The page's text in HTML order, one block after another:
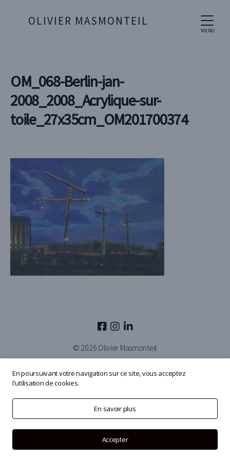
MENU
OLIVIER MASMONTEIL
OM_068-Berlin-jan-
2008_2008_Acrylique-sur-
toile_27x35cm_OM201700374
© 2026 Olivier Masmonteil
En poursuivant votre navigation sur ce site, vous acceptez
l'utilisation de cookies.
En savoir plus
Accepter